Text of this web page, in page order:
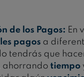
de los Pagos: En
pagos a
tendrás que
ahorrando tiempo